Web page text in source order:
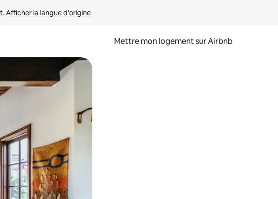
Afficher la langue d'origine
Mettre mon logement sur Airbnb
et en faisant glisser.